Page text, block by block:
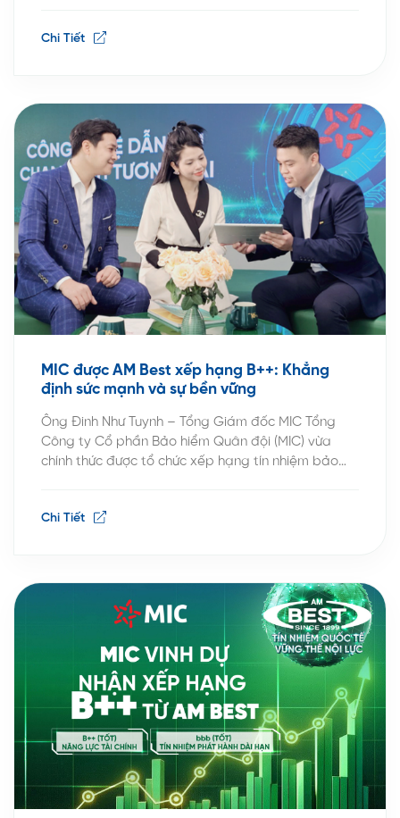
lực tài chính và chiến lược […]
Chi Tiết
MIC được AM Best xếp hạng B++: Khẳng
định sức mạnh và sự bền vững
Ông Đinh Như Tuynh – Tổng Giám đốc MIC Tổng
Công ty Cổ phần Bảo hiểm Quân đội (MIC) vừa
chính thức được tổ chức xếp hạng tín nhiệm bảo
chính (Financial Strength […]
Chi Tiết